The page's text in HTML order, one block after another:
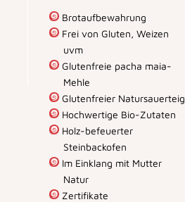
Brotaufbewahrung
Frei von Gluten, Weizen
uvm
Glutenfreie pacha maia-
Mehle
Glutenfreier Natursauerteig
Hochwertige Bio-Zutaten
Holz-befeuerter
Steinbackofen
Im Einklang mit Mutter
Natur
Zertifikate